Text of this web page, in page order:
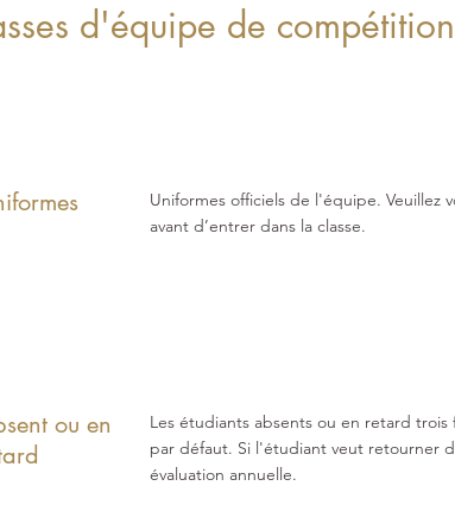
d'équipe de compétition
Uniformes officiels de l'équipe. Veuillez
avant d’entrer dans la classe.
ou en
Les étudiants absents ou en retard
par défaut. Si l'étudiant veut retourner
évaluation annuelle.